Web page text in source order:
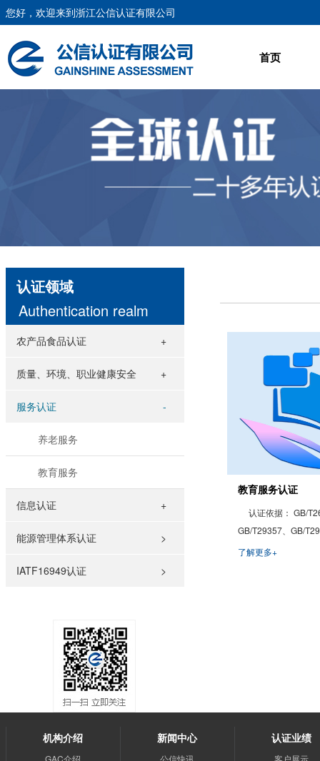
您好，欢迎来到浙江公信认证有限公司
首页
认证领域
Authentication realm
农产品食品认证
质量、环境、职业健康安全
服务认证
养老服务
教育服务
信息认证
能源管理体系认证 >
IATF16949认证 >
教育服务认证
认证依据： GB/
GB/T29357、GB/
供非正规教育与培训
了解更多+
机构介绍
GAC介绍
新闻中心
公信快讯
认证业绩
客户展示